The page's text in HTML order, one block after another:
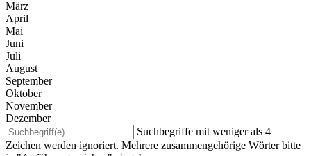
März
April
Mai
Juni
Juli
August
September
Oktober
November
Dezember
Suchbegriffe mit weniger als 4
Zeichen werden ignoriert. Mehrere zusammengehörige Wörter bitte